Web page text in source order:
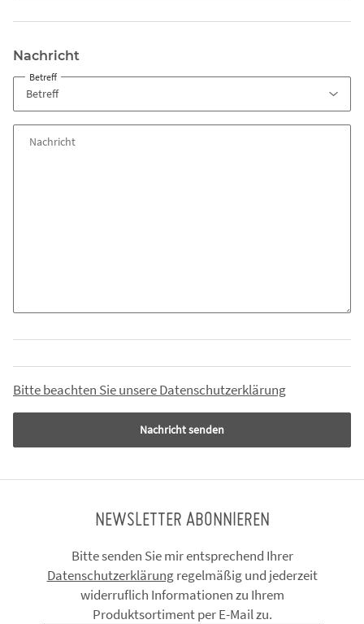
Nachricht
Betreff
Nachricht
Bitte beachten Sie unsere Datenschutzerklärung
Nachricht senden
NEWSLETTER ABONNIEREN
Bitte senden Sie mir entsprechend Ihrer
Datenschutzerklärungregelmäßig und jederzeit
widerruflich Informationen zu Ihrem
Produktsortiment per E-Mail zu.